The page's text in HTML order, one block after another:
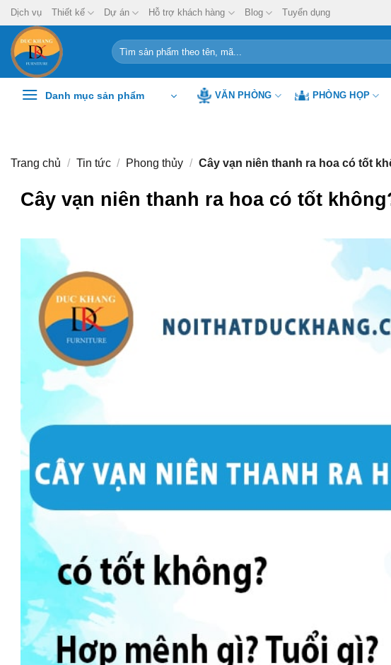
Chuyển
đến
nội
dung
Dịch vụ Thiết kế Dự án Hỗ trợ khách hàng Blog Tuyển dụng
Tìm
kiếm:
Danh mục sản phẩm VĂN PHÒNG PHÒNG HỌP
Trang chủ / Tin tức / Phong thủy / Cây vạn niên thanh ra hoa có tốt
Cây vạn niên thanh ra hoa có tốt